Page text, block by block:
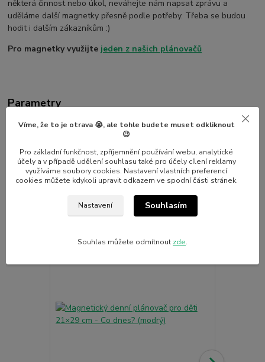
některá činnost nebo úkol, neváhejte nám napsat zprávu a
uděláme další magnetky přesně podle potřeby. Třeba se budou
hodit i dalším zákazníkům :)
Pro magnetky využijte jeden z našich plánovačů
Parametry
Výrobce Nalepshop
Související zboží 7
Víme, že to je otrava 😭, ale tohle budete muset odkliknout
😉
Pro základní funkčnost, zpříjemnění používání webu, analytické
účely a v případě udělení souhlasu také pro účely cílení reklamy
využíváme soubory cookies. Nastavení vlastních preferencí
cookies můžete kdykoli upravit odkazem ve spodní části stránek.
Nastavení Souhlasím
Souhlas můžete odmítnout zde.